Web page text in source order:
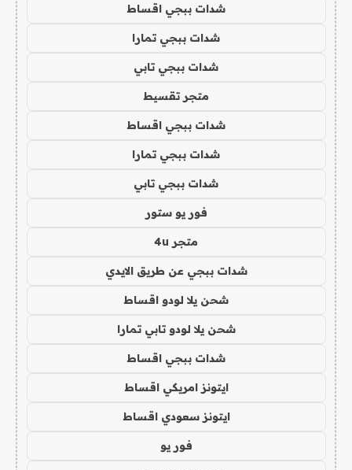
شدات ببجي اقساط
شدات ببجي تمارا
شدات ببجي تابي
متجر تقسيط
شدات ببجي اقساط
شدات ببجي تمارا
شدات ببجي تابي
فور يو ستور
متجر 4u
شدات ببجي عن طريق الايدي
شحن يلا لودو اقساط
شحن يلا لودو تابي تمارا
شدات ببجي اقساط
ايتونز امريكي اقساط
ايتونز سعودي اقساط
فور يو